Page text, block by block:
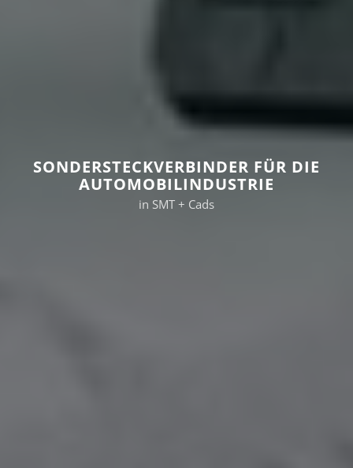
SONDERSTECKVERBINDER FÜR DIE
AUTOMOBILINDUSTRIE
in SMT + Cads